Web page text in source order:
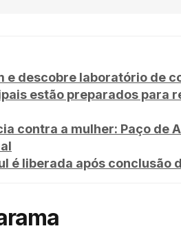
e descobre laboratório de
estão preparados para
contra a mulher: Paço de
é liberada após conclusão